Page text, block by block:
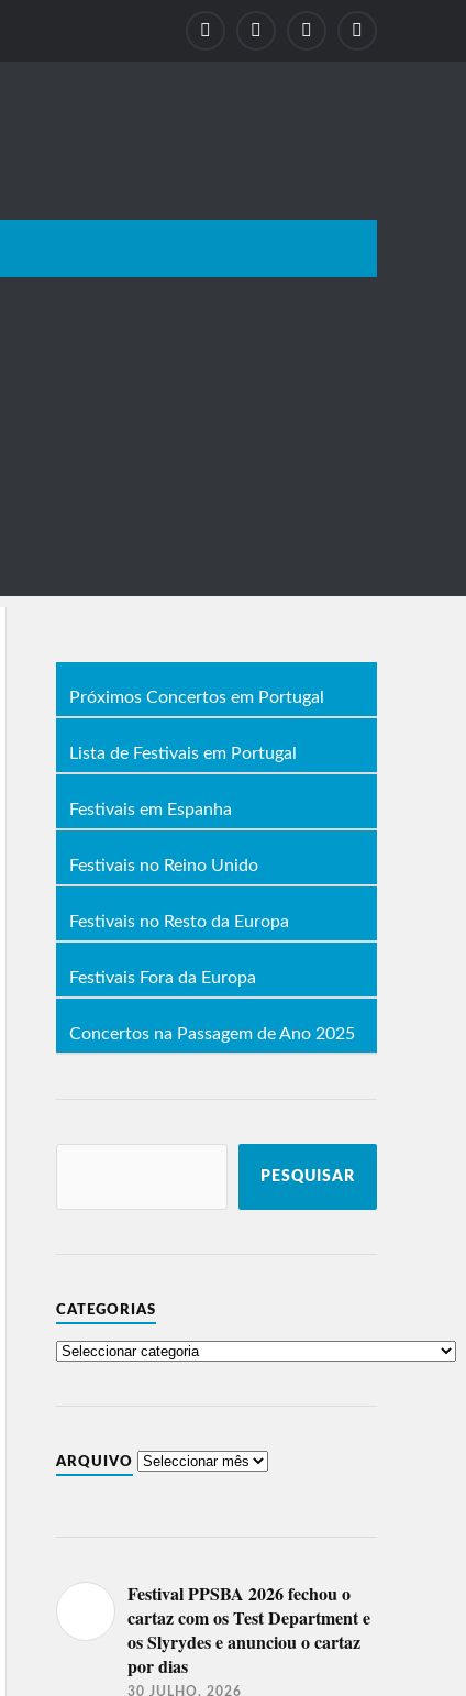
Próximos Concertos em Portugal
Lista de Festivais em Portugal
Festivais em Espanha
Festivais no Reino Unido
Festivais no Resto da Europa
Festivais Fora da Europa
Concertos na Passagem de Ano 2025
PESQUISAR
CATEGORIAS
ARQUIVO
Festival PPSBA 2026 fechou o
cartaz com os Test Department e
os Slyrydes e anunciou o cartaz
por dias
30 JULHO, 2026